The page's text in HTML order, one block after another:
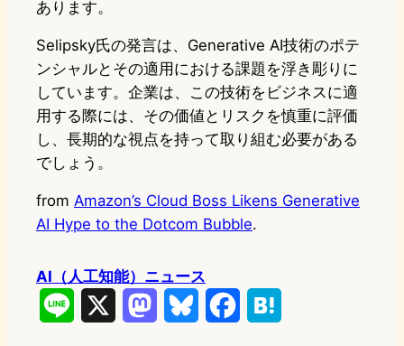
あります。
Selipsky氏の発言は、Generative AI技術のポテ
ンシャルとその適用における課題を浮き彫りに
しています。企業は、この技術をビジネスに適
用する際には、その価値とリスクを慎重に評価
し、長期的な視点を持って取り組む必要がある
でしょう。
from Amazon’s Cloud Boss Likens Generative
AI Hype to the Dotcom Bubble.
AI（人工知能）ニュース